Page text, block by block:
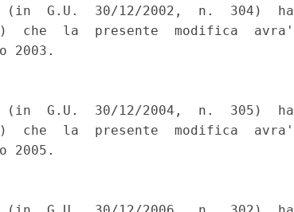
G.U.  30/12/2002,  n.  304)  ha
che  la  presente  modifica  avra'
2003.
G.U.  30/12/2004,  n.  305)  ha
che  la  presente  modifica  avra'
2005.